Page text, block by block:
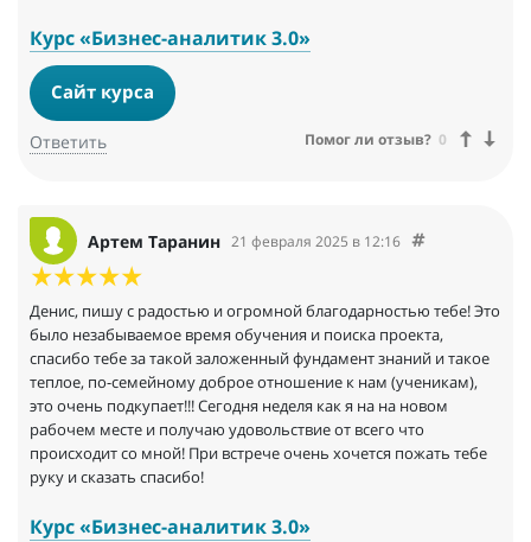
Курс «Бизнес-аналитик 3.0»
Сайт курса
Ответить Помог ли отзыв? 0
Артем Таранин 21 февраля 2025 в 12:16
Денис, пишу с радостью и огромной благодарностью тебе! Это
было незабываемое время обучения и поиска проекта,
спасибо тебе за такой заложенный фундамент знаний и такое
теплое, по-семейному доброе отношение к нам (ученикам),
это очень подкупает!!! Сегодня неделя как я на на новом
рабочем месте и получаю удовольствие от всего что
происходит со мной! При встрече очень хочется пожать тебе
руку и сказать спасибо!
Курс «Бизнес-аналитик 3.0»